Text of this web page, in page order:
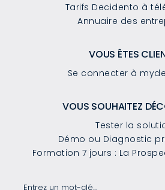
Tarifs Decidento à
Annuaire des
VOUS ÊTES
Se connecter à
VOUS SOUHAITEZ
Tester la
Démo ou Diagnostic
Formation 7 jours : La